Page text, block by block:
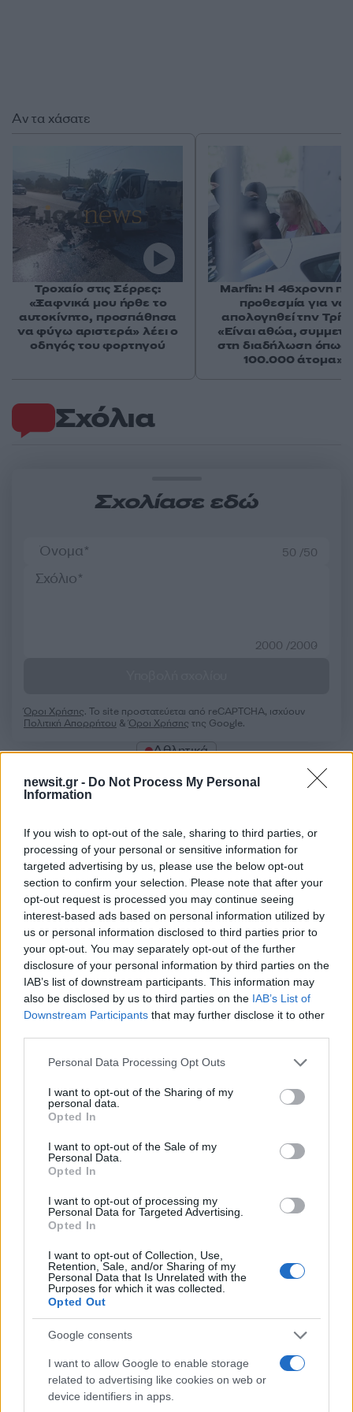
newsit.gr - Do Not Process My Personal
Information
If you wish to opt-out of the sale, sharing to third parties, or
processing of your personal or sensitive information for
targeted advertising by us, please use the below opt-out
section to confirm your selection. Please note that after your
opt-out request is processed you may continue seeing
interest-based ads based on personal information utilized by
us or personal information disclosed to third parties prior to
your opt-out. You may separately opt-out of the further
disclosure of your personal information by third parties on the
IAB’s list of downstream participants. This information may
also be disclosed by us to third parties on the IAB’s List of
Downstream Participants that may further disclose it to other
Please note that this website/app uses one or more Google
not limited to your visit or usage behaviour. You may click to
grant or deny consent to Google and its third-party tags to
use your data for below specified purposes in below Google
consent section.
Personal Data Processing Opt Outs
I want to opt-out of the Sharing of my
personal data.
Opted In
I want to opt-out of the Sale of my
Personal Data.
Opted In
I want to opt-out of processing my
Personal Data for Targeted Advertising.
Opted In
I want to opt-out of Collection, Use,
Retention, Sale, and/or Sharing of my
Personal Data that Is Unrelated with the
Purposes for which it was collected.
Opted Out
Google consents
I want to allow Google to enable storage
related to advertising like cookies on web or
device identifiers in apps.
Σχόλια
Σχολίασε εδώ
50 /50
2000 /2000
Όροι Χρήσης. Το site προστατεύεται από reCAPTCHA, ισχύουν
Πολιτική Απορρήτου &Όροι Χρήσης της Google.
Αθλητικά
Share:
Ακολουθήστε το Νewsit.gr στο Google Newsκαι
ενημερωθείτε πρώτοι για όλη την ειδησεογραφία και τα
τελευταία νέατης ημέρας
Αν τα χάσατε
Τροχαίο στις Σέρρες:
«Ξαφνικά μου ήρθε το
αυτοκίνητο, προσπάθησα
να φύγω αριστερά» λέει ο
οδηγός του φορτηγού
Marfin: Η 46χρονη
προθεσμία για να
απολογηθεί την
«Είναι αθώα,
στη διαδήλωση όπως
100.000 άτομα»
Πιο δημοφιλή
1 Ο Κώστας Σαμαράς δημοσίευσε μία παιδική
φωτογραφία για την επέτειο θανάτου της
Δολοφονία Βρετανίδας στην Κυψέλη: Οι
δύο καταθέσεις «κλειδί» της συζύγου του
26χρονου Αφγανού – Το στίγμα του
κινητού, η θεία από την Ινδία και τα
απειλητικά μηνύματα
γιορτή του Άκη Παυλόπουλου: «Δεκαπέντε
χρόνια μου διδάσκει υπομονή και αγάπη»
ανθρώπους που είχαν ανάγκη» - Η πρώτη
δήλωση της οικογένειας της 38χρονης
Λίζα που βρέθηκε νεκρή στην Κυψέλη
Αριστοτέλης Δαμίγος: Στο Αποτεφρωτήριο
Ριτσώνας το «ύστατο χαίρε» στον Έλληνα
σύνδεσμο του ελικοπτέρου που έπεσε στην
Ψάθα
Πιο σχολιασμένα
Μητσοτάκης στην υπογραφή συμφωνίας
για την ηλεκτρική διασύνδεση Ελλάδας –